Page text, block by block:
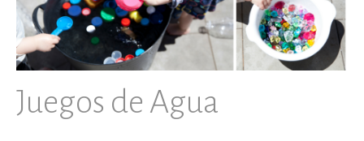
CREAR
Sobre mí
Juegos de Agua